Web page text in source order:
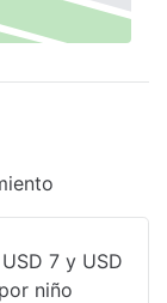
7 y USD
niño